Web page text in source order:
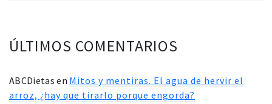
ÚLTIMOS COMENTARIOS
ABCDietas en Mitos y mentiras. El agua de hervir el
arroz, ¿hay que tirarlo porque engorda?